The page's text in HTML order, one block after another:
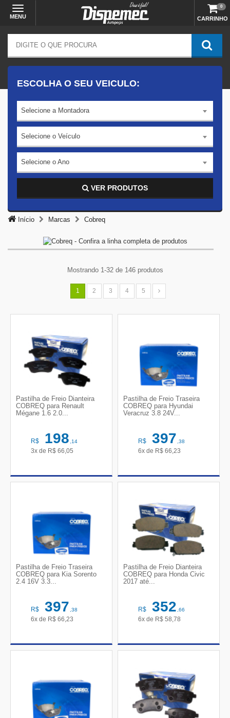
MENU CARRINHO
0
ESCOLHA O SEU VEICULO:
Selecione a Montadora
Selecione o Veículo
Selecione o Ano
VER PRODUTOS
Início Marcas Cobreq
Mostrando 1-32 de 146 produtos
1 2 3 4 5
Pastilha de Freio Dianteira
COBREQ para Renault
Mégane 1.6 2.0...
R$ 198,14
3x de R$ 66,05
Pastilha de Freio Traseira
COBREQ para Hyundai
Veracruz 3.8 24V...
R$ 397,38
6x de R$ 66,23
Pastilha de Freio Traseira
COBREQ para Kia Sorento
2.4 16V 3.3...
R$ 397,38
6x de R$ 66,23
Pastilha de Freio Dianteira
COBREQ para Honda Civic
2017 até...
R$ 352,66
6x de R$ 58,78